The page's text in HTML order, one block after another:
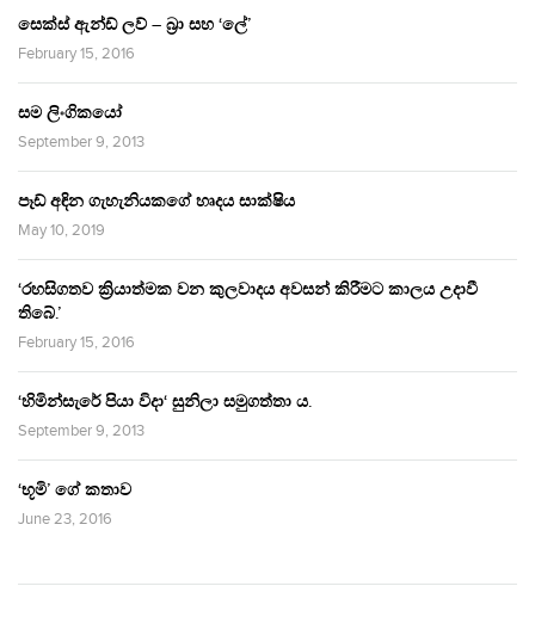
සෙක්ස් ඇන්ඩ් ලව් – බ්‍රා සහ ‘ලේ’
February 15, 2016
සම ලිංගිකයෝ
September 9, 2013
පෑඩ් අඳින ගැහැනියකගේ හෘදය සාක්ෂිය
May 10, 2019
‘රහසිගතව ක්‍රියාත්මක වන කුලවාදය අවසන් කිරීමට කාලය උදාවී
තිබේ.’
February 15, 2016
‘හිමින්සැරේ පියා විදා‘ සුනිලා සමුගත්තා ය.
September 9, 2013
‘භූමි’ ගේ කතාව
June 23, 2016